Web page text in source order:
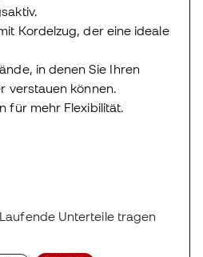
Kordelzug, der eine ideale
in denen Sie Ihren
verstauen können.
für mehr Flexibilität.
Laufende Unterteile tragen